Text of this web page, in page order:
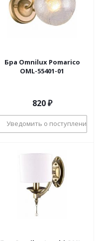
Бра Omnilux Pomarico
OML-55401-01
820₽
Уведомить о поступлении